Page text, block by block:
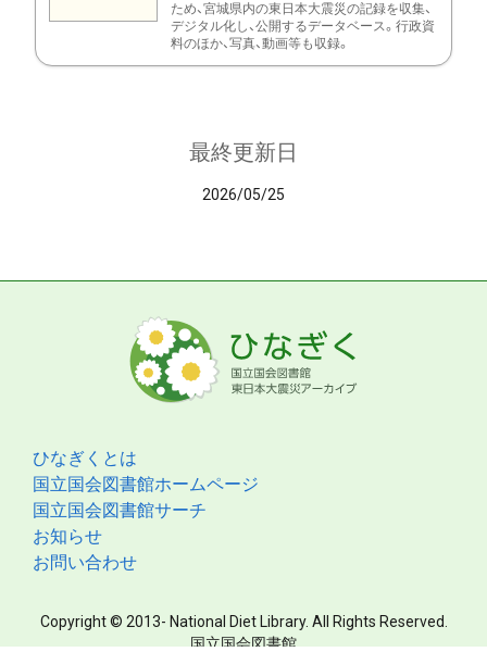
ため、宮城県内の東日本大震災の記録を収集、
デジタル化し、公開するデータベース。行政資
料のほか、写真、動画等も収録。
最終更新日
2026/05/25
ひなぎくとは
国立国会図書館ホームページ
国立国会図書館サーチ
お知らせ
お問い合わせ
Copyright © 2013- National Diet Library. All Rights Reserved.